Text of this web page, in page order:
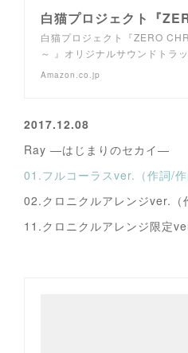
白猫プロジェクト『ZERO
～ 』オリジナルサウンドトラ
Amazon.co.jp
2017.12.08
Ray ―はじまりのセカイ―
01.フルコーラスver.（作詞/作
02.クロニクルアレンジver.（
11.クロニクルアレンジ限定